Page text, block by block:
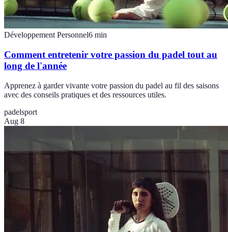
Développement Personnel6 min
Comment entretenir votre passion du padel tout au
long de l'année
Apprenez à garder vivante votre passion du padel au fil des saisons
avec des conseils pratiques et des ressources utiles.
padelsport
Aug 8